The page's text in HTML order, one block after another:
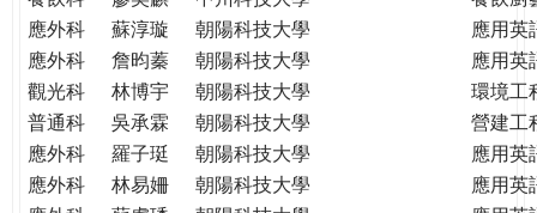
應外科
蘇淳璇 朝陽科技大學
應用英
應外科
詹昀蓁 朝陽科技大學
應用英
觀光科
林博宇 朝陽科技大學
環境工
普通科
吳承霖 朝陽科技大學
營建工
應外科
羅子珽 朝陽科技大學
應用英
應外科
林易姍 朝陽科技大學
應用英